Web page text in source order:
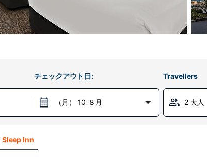
チェックアウト日:
（月） 10 ８月
Travellers
2 大人
Sleep Inn